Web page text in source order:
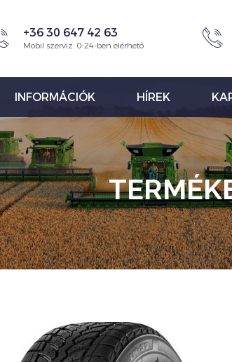
+36 30 647 42 63
Mobil szerviz: 0-24-ben elérhető
INFORMÁCIÓK HÍREK